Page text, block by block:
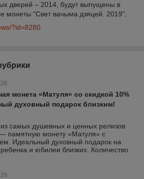
дверей – 2014, будут выпущены в
монеты "Свет вачыма дзяцей. 2019".
?id=8280
монета «Матуля» со скидкой 10%
духовный подарок близким!
самых душевных и ценных релизов
памятную монету «Матуля» с
Идеальный духовный подарок на
и юбилеи близких. Количество